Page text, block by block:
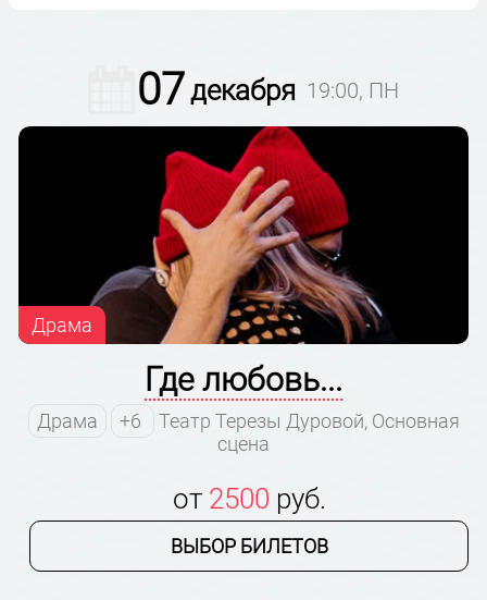
07декабря 19:00, ПН
Драма
Где любовь...
Драма +6
Театр Терезы Дуровой, Основная
сцена
от 2500 руб.
ВЫБОР БИЛЕТОВ